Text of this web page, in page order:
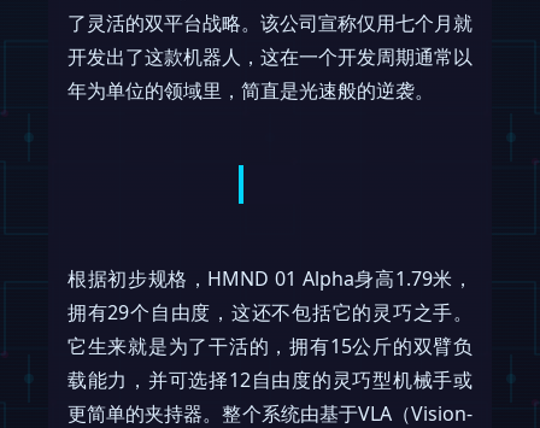
了灵活的双平台战略。该公司宣称仅用七个月就
开发出了这款机器人，这在一个开发周期通常以
年为单位的领域里，简直是光速般的逆袭。
根据初步规格，HMND 01 Alpha身高1.79米，
拥有29个自由度，这还不包括它的灵巧之手。
它生来就是为了干活的，拥有15公斤的双臂负
载能力，并可选择12自由度的灵巧型机械手或
更简单的夹持器。整个系统由基于VLA（Vision-